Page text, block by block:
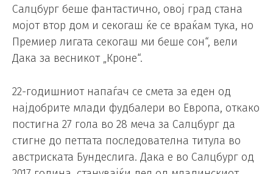
Салцбург беше фантастично, овој град стана
мојот втор дом и секогаш ќе се враќам тука, но
Премиер лигата секогаш ми беше сон“, вели
Дака за весникот „Кроне“.
22-годишниот напаѓач се смета за еден од
најдобрите млади фудбалери во Европа, откако
постигна 27 гола во 28 меча за Салцбург да
стигне до петтата последователна титула во
австриската Бундеслига. Дака е во Салцбург од